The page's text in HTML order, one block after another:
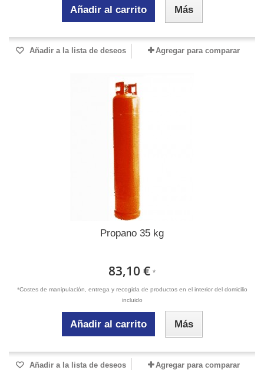
Añadir al carrito Más
Añadir a la lista de deseos Agregar para comparar
Propano 35 kg
83,10 € *
*Costes de manipulación, entrega y recogida de productos en el interior del domicilio
incluido
Añadir al carrito Más
Añadir a la lista de deseos Agregar para comparar